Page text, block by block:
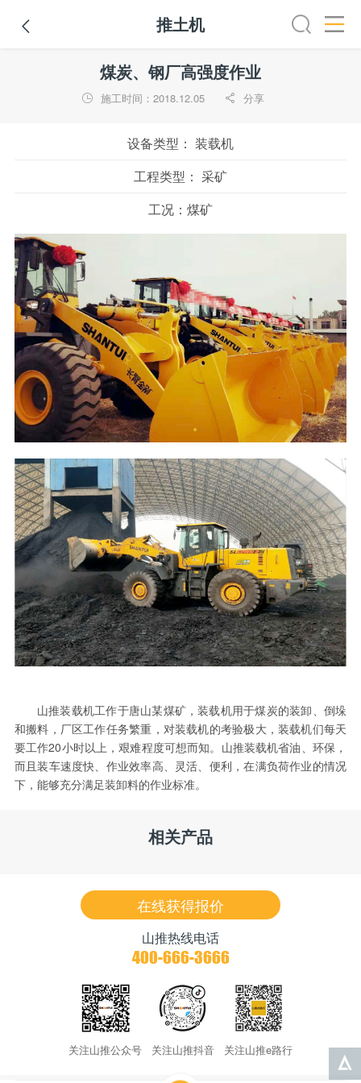
 推土机
推土机 压路机 平地机 装载机
煤炭、钢厂高强度作业
 施工时间：2018.12.05  分享
设备类型： 装载机
工程类型： 采矿
工况： 煤矿
山推装载机工作于唐山某煤矿，装载机用于煤炭的装卸、倒垛
和搬料，厂区工作任务繁重，对装载机的考验极大，装载机们每天
要工作20小时以上，艰难程度可想而知。山推装载机省油、环保，
而且装车速度快、作业效率高、灵活、便利，在满负荷作业的情况
下，能够充分满足装卸料的作业标准。
相关产品
在线获得报价
山推热线电话
400-666-3666
关注山推公众号 关注山推抖音 关注山推e路行